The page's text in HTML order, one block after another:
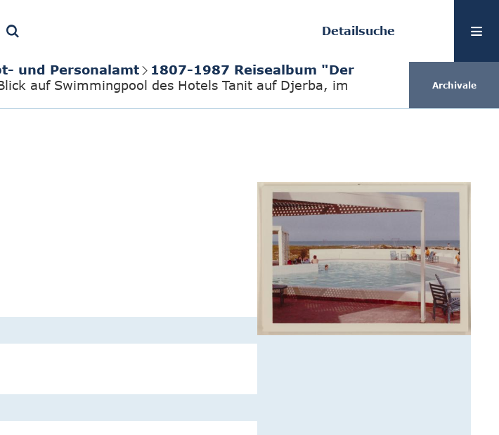
Detailsuche
und Personalamt
1807-1987 Reisealbum "Der
auf Swimmingpool des Hotels Tanit auf Djerba, im
Archivale